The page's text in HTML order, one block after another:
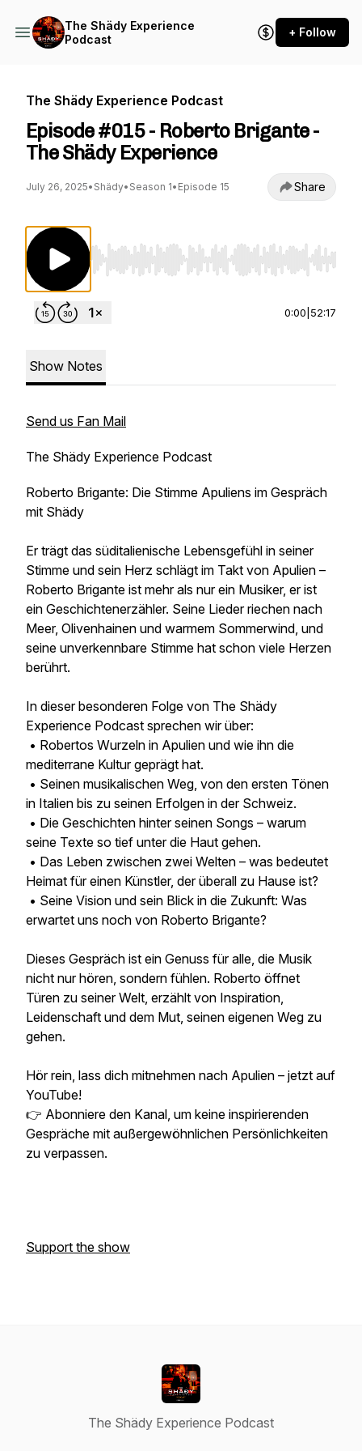
The Shädy Experience
Podcast
+ Follow
The Shädy Experience Podcast
Episode #015 - Roberto Brigante -
The Shädy Experience
July 26, 2025• Shädy• Season 1• Episode 15 Share
Use Left/Right to seek, Home/End to jump
0:00 52:17
Show Notes
Send us Fan Mail
The Shädy Experience Podcast
Roberto Brigante: Die Stimme Apuliens im Gespräch
mit Shädy
Er trägt das süditalienische Lebensgefühl in seiner
Stimme und sein Herz schlägt im Takt von Apulien –
Roberto Brigante ist mehr als nur ein Musiker, er ist
ein Geschichtenerzähler. Seine Lieder riechen nach
Meer, Olivenhainen und warmem Sommerwind, und
seine unverkennbare Stimme hat schon viele Herzen
berührt.
In dieser besonderen Folge von The Shädy
Experience Podcast sprechen wir über:
• Robertos Wurzeln in Apulien und wie ihn die
mediterrane Kultur geprägt hat.
• Seinen musikalischen Weg, von den ersten Tönen
in Italien bis zu seinen Erfolgen in der Schweiz.
• Die Geschichten hinter seinen Songs – warum
seine Texte so tief unter die Haut gehen.
• Das Leben zwischen zwei Welten – was bedeutet
Heimat für einen Künstler, der überall zu Hause ist?
• Seine Vision und sein Blick in die Zukunft: Was
erwartet uns noch von Roberto Brigante?
Dieses Gespräch ist ein Genuss für alle, die Musik
nicht nur hören, sondern fühlen. Roberto öffnet
Türen zu seiner Welt, erzählt von Inspiration,
Leidenschaft und dem Mut, seinen eigenen Weg zu
gehen.
Hör rein, lass dich mitnehmen nach Apulien – jetzt auf
YouTube!
👉 Abonniere den Kanal, um keine inspirierenden
Gespräche mit außergewöhnlichen Persönlichkeiten
zu verpassen.
Support the show
The Shädy Experience Podcast